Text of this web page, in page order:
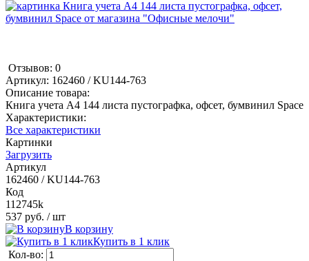
Отзывов: 0
Артикул: 162460 / KU144-763
Описание товара:
Книга учета А4 144 листа пустографка, офсет, бумвинил Space
Характеристики:
Все характеристики
Картинки
Загрузить
Артикул
162460 / KU144-763
Код
112745k
537 руб. / шт
В корзину
Купить в 1 клик
Кол-во: